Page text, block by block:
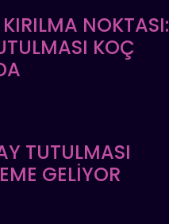
KIRILMA NOKTASI:
KOÇ
TUTULMASI
GELİYOR